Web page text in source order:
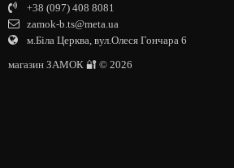
+38 (097) 408 8081
zamok-b.ts@meta.ua
м.Біла Церква, вул.Олеся Гончара 6
магазин ЗАМОК 🔐 © 2026